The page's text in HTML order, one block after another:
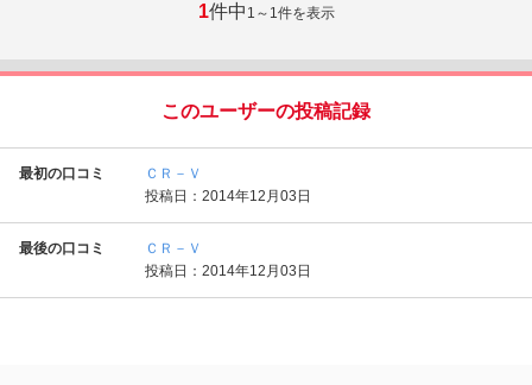
1件中 1～1件を表示
このユーザーの投稿記録
最初の口コミ
ＣＲ－Ｖ
投稿日：2014年12月03日
最後の口コミ
ＣＲ－Ｖ
投稿日：2014年12月03日